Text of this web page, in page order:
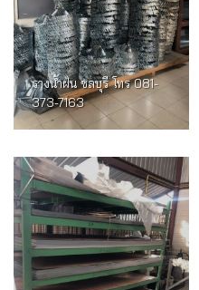
รางน้ำฝน ชลบุรี โทร 081-
373-7163